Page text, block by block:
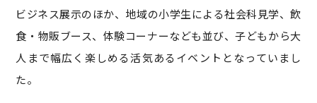
ビジネス展示のほか、地域の小学生による社会科見学、飲
食・物販ブース、体験コーナーなども並び、子どもから大
人まで幅広く楽しめる活気あるイベントとなっていまし
た。